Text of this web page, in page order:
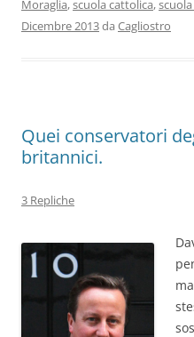
Moraglia,scuola cattolica,
Dicembre 2013da Cagliostro
Quei conservatori
britannici.
3 Repliche